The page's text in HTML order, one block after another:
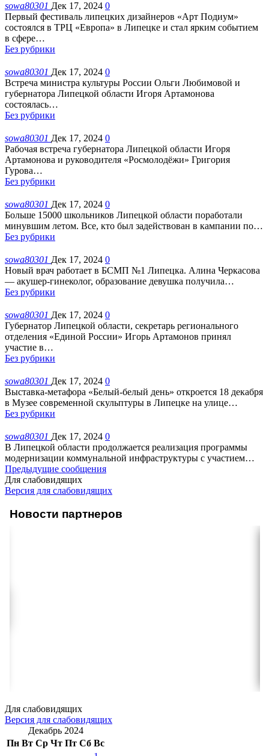
sowa80301 Дек 17, 2024 0
Первый фестиваль липецких дизайнеров «Арт Подиум»
состоялся в ТРЦ «Европа» в Липецке и стал ярким событием
в сфере…
Без рубрики
sowa80301 Дек 17, 2024 0
Встреча министра культуры России Ольги Любимовой и
губернатора Липецкой области Игоря Артамонова
состоялась…
Без рубрики
sowa80301 Дек 17, 2024 0
Рабочая встреча губернатора Липецкой области Игоря
Артамонова и руководителя «Росмолодёжи» Григория
Гурова…
Без рубрики
sowa80301 Дек 17, 2024 0
Больше 15000 школьников Липецкой области поработали
минувшим летом. Все, кто был задействован в кампании по…
Без рубрики
sowa80301 Дек 17, 2024 0
Новый врач работает в БСМП №1 Липецка. Алина Черкасова
— акушер-гинеколог, образование девушка получила…
Без рубрики
sowa80301 Дек 17, 2024 0
Губернатор Липецкой области, секретарь регионального
отделения «Единой России» Игорь Артамонов принял
участие в…
Без рубрики
sowa80301 Дек 17, 2024 0
Выставка-метафора «Белый-белый день» откроется 18 декабря
в Музее современной скульптуры в Липецке на улице…
Без рубрики
sowa80301 Дек 17, 2024 0
В Липецкой области продолжается реализация программы
модернизации коммунальной инфраструктуры с участием…
Предыдущие сообщения
Для слабовидящих
Версия для слабовидящих
Новости партнеров
Для слабовидящих
Версия для слабовидящих
Декабрь 2024
Пн Вт Ср Чт Пт Сб Вс